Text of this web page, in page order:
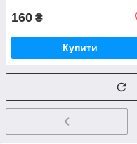
160 ₴
Купити